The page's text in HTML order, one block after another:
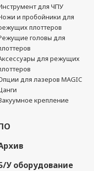
для ЧПУ
и пробойники для
плоттеров
головы для
для режущих
для лазеров MAGIC
крепление
У оборудование